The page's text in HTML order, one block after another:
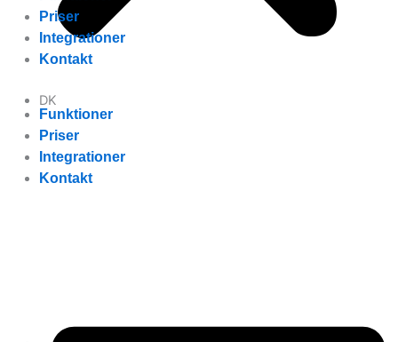
Funktioner
Priser
Integrationer
Kontakt
Priser
Integrationer
Kontakt
DK